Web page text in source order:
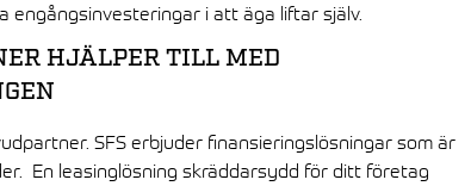
engångsinvesteringar i att äga liftar själv.
HJÄLPER TILL MED
SFS erbjuder finansieringslösningar som är
En leasinglösning skräddarsydd för ditt företag